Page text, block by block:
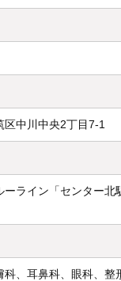
中川中央2丁目7-1
ーライン「センター北
科、耳鼻科、眼科、整